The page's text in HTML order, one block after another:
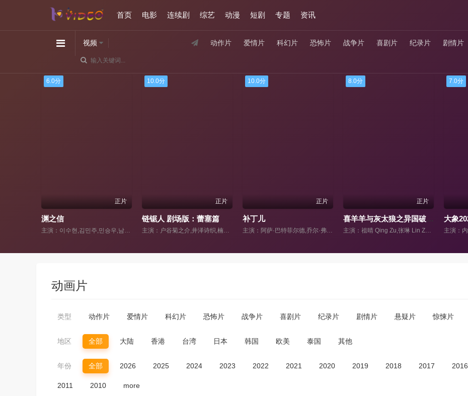
首页 电影 连续剧 综艺 动漫 短剧 专题 资讯
动作片 爱情片 科幻片 恐怖片 战争片 喜剧片 纪录片 剧情片
视频
主演：이수현,김민주,민승우,남도형
链锯人 剧场版：蕾塞篇
主演：户谷菊之介,井泽诗织,楠木灯,坂田将吾,菲鲁兹·蓝,高桥花林,花江夏树,内田夕夜,内田真礼,津田健次郎,高桥英则,赤羽根健治,乃村健次,喜多村英梨,上田丽奈
补丁儿
主演：阿萨·巴特菲尔德,乔尔·弗莱,瑞恩·山普森,艾莉森·斯戴曼,罗伯·布莱顿,拉斯穆斯·哈迪克,保罗·泰来克,弗恩·布雷迪,JamaliMaddix,斯蒂夫·哈德森,TiaBannon,RuthGibson,SethUsdenov,GemmaSaunders,SwayClarkeII
喜羊羊与灰太狼之异国破晓国语
主演：祖晴 Qing Zu,张琳 Lin Zhang,高全胜 Quansheng Gao,梁颖 Ying Liang,刘红韵 Hongyun Liu,袁莺丹 Yingdan Yuan,白文显 Wenxian Bai,泽飞 Zefei,黄伟明 Leo Huang,邓玉婷 Yuting Deng
大象2025
主演：内详
动画片
类型 动作片 爱情片 科幻片 恐怖片 战争片 喜剧片 纪录片 剧情片 悬疑片 惊悚片
地区 全部 大陆 香港 台湾 日本 韩国 欧美 泰国 其他
年份 全部 2026 2025 2024 2023 2022 2021 2020 2019 2018 2017 2016
2011 2010 more